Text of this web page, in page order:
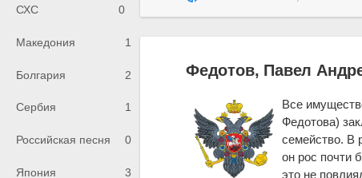
СХС
0
Македония 1
Болгария 2
Сербия 1
Российская песня 0
Япония 3
Федотов, Павел
Все
Федотова)
семейство. В
он рос почти
это не